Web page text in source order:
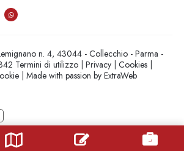
n. 4, 43044 - Collecchio - Parma -
Termini di utilizzo| Privacy| Cookies|
| Made with passion byExtraWeb